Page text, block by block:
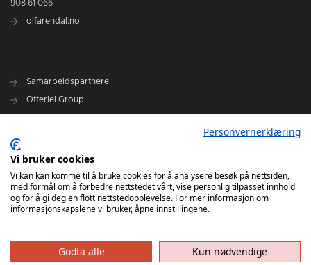
908 61 066
oifarendal.no
Samarbeidspartnere
Otterlei Group
Nyhetsarkiv
Terminliste
Spillerstall
Styret
Personvernerklæring
Vi bruker cookies
Vi kan kan komme til å bruke cookies for å analysere besøk på nettsiden,
med formål om å forbedre nettstedet vårt, vise personlig tilpasset innhold
og for å gi deg en flott nettstedopplevelse. For mer informasjon om
informasjonskapslene vi bruker, åpne innstillingene.
Godta alle Kun nødvendige